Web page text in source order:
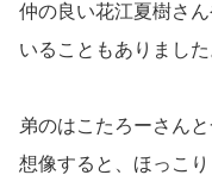
仲の良い花江夏樹さ
いることもありました
弟のはこたろーさん
想像すると、ほっこ